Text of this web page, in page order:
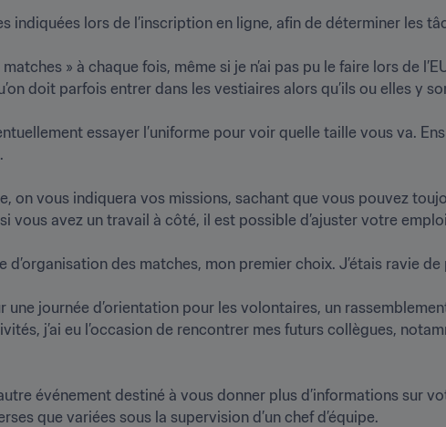
indiquées lors de l’inscription en ligne, afin de déterminer les
» à chaque fois, même si je n’ai pas pu le faire lors de
doit parfois entrer dans les vestiaires alors qu’ils ou elles y
essayer l’uniforme pour voir quelle taille vous va.
on vous indiquera vos missions, sachant que vous pouvez
vous avez un travail à côté, il est possible d’ajuster votre
d’organisation des matches, mon premier choix. J’étais ravie
une journée d’orientation pour les volontaires, un
j’ai eu l’occasion de rencontrer mes futurs collègues,
événement destiné à vous donner plus d’informations sur
que variées sous la supervision d’un chef d’équipe.